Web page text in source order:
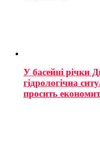
У басейні річки
гідрологічна
просить